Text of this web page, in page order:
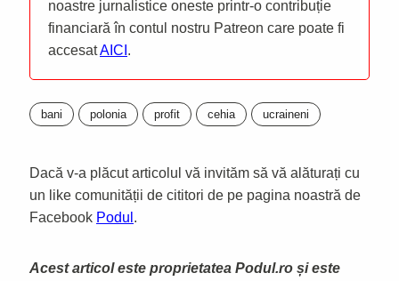
noastre jurnalistice oneste printr-o contribuție
financiară în contul nostru Patreon care poate fi
accesatAICI .
bani polonia profit cehia ucraineni
Dacă v-a plăcut articolul vă invităm să vă alăturați cu
un like comunității de cititori de pe pagina noastră de
Facebook Podul .
Acest articol este proprietatea Podul.ro și este